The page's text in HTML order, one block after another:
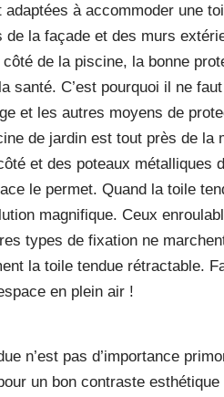
à accommoder une
la façade et des murs
de la piscine, la bonne
santé. C’est pourquoi il ne
et les autres moyens de
de jardin est tout près de la
et des poteaux métalliques
le permet. Quand la toile
magnifique. Ceux
types de fixation ne
la toile tendue rétractable.
en plein air !
n’est pas d’importance
un bon contraste